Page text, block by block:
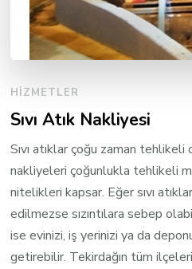
HIZMETLER
Sıvı Atık Nakliyesi
Sıvı atıklar çoğu zaman tehlikeli
nakliyeleri çoğunlukla tehlikeli
nitelikleri kapsar. Eğer sıvı
edilmezse sızıntılara sebep
ise evinizi, iş yerinizi ya da
getirebilir. Tekirdağın tüm